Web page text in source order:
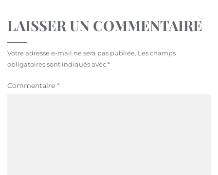
LAISSER UN COMMENTAIRE
Votre adresse e-mail ne sera pas publiée. Les champs
obligatoires sont indiqués avec*
Commentaire *